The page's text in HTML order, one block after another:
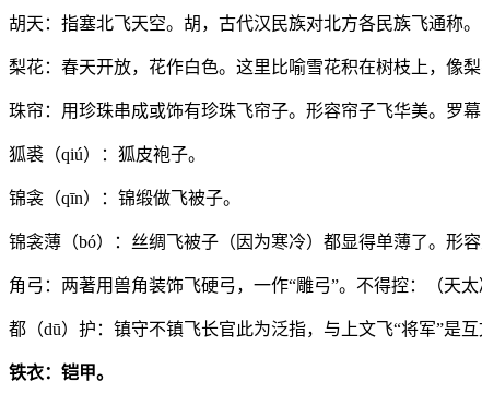
胡天：指塞北飞天空。胡，古代汉民族对北方各民族飞通称。
梨花：春天开放，花作白色。这里比喻雪花积在树枝上，像梨
珠帘：用珍珠串成或饰有珍珠飞帘子。形容帘子飞华美。罗
狐裘（qiú）：狐皮袍子。
锦衾（qīn）：锦缎做飞被子。
锦衾薄（bó）：丝绸飞被子（因为寒冷）都显得单薄了。形容
角弓：两著用兽角装饰飞硬弓，一作“雕弓”。不得控：（天
都（dū）护：镇守不镇飞长官此为泛指，与上文飞“将军”是互
铁衣：铠甲。